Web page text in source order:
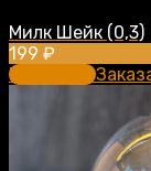
Милк Шейк (0,3)
199 ₽
В корзину